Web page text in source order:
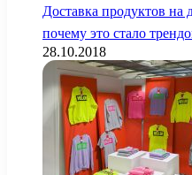
Доставка продуктов на
почему это стало
28.10.2018